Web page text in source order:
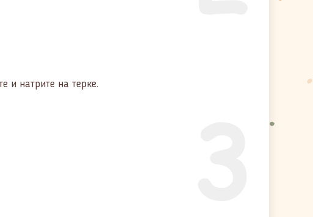
и натрите на терке.